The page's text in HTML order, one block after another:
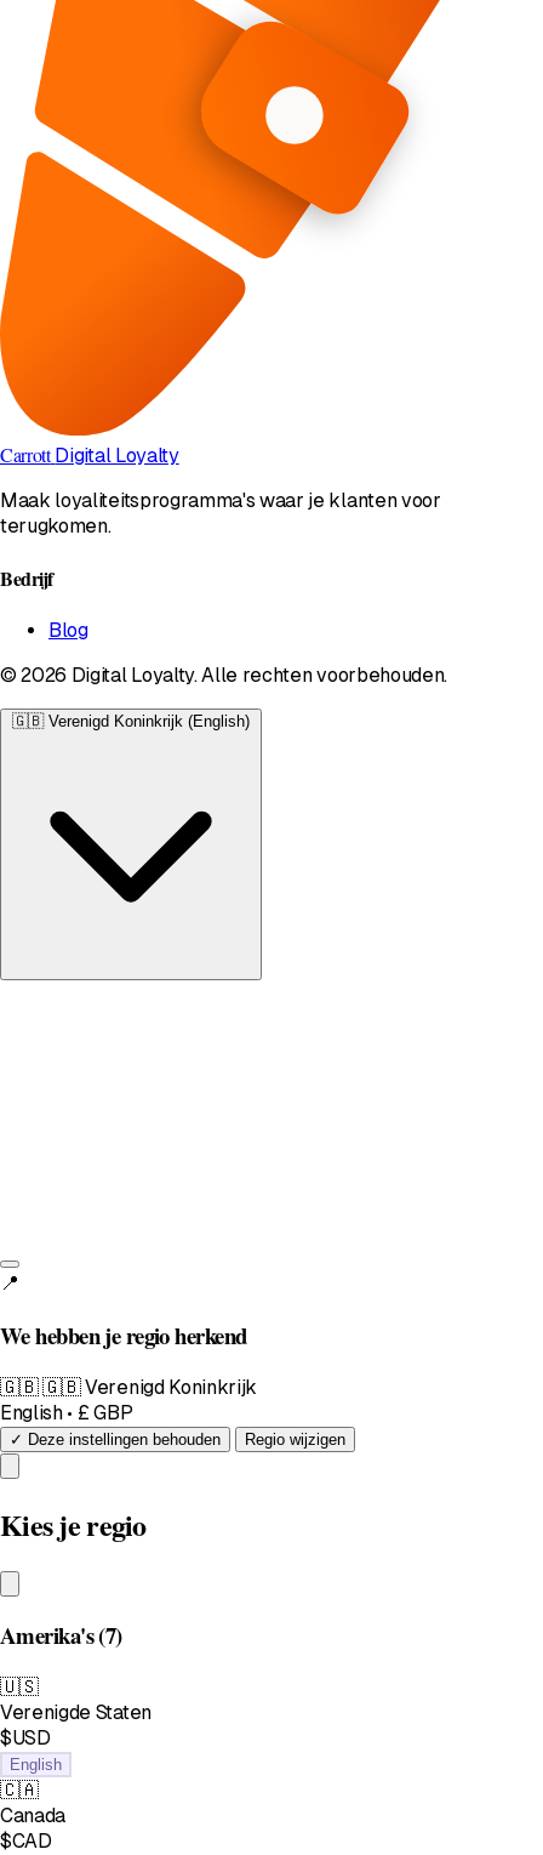
Carrott Digital Loyalty
Maak loyaliteitsprogramma's waar je klanten voor
terugkomen.
Bedrijf
Blog
© 2026 Digital Loyalty. Alle rechten voorbehouden.
🇬🇧 Verenigd Koninkrijk (English)
📍
We hebben je regio herkend
🇬🇧🇬🇧 Verenigd Koninkrijk
English • £ GBP
✓ Deze instellingen behouden Regio wijzigen
Kies je regio
Amerika's(7)
🇺🇸
Verenigde Staten
$USD
English
🇨🇦
Canada
$CAD